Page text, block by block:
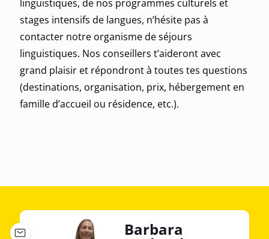
linguistiques, de nos programmes culturels et
stages intensifs de langues, n’hésite pas à
contacter notre organisme de séjours
linguistiques. Nos conseillers t’aideront avec
grand plaisir et répondront à toutes tes questions
(destinations, organisation, prix, hébergement en
famille d’accueil ou résidence, etc.).
Barbara